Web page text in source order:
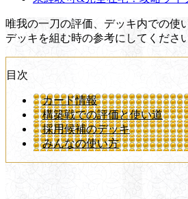
唯我の一刀の評価、デッキ内での使
デッキを組む時の参考にしてください
目次
カード情報
構築戦での評価と使い道
採用候補のデッキ
みんなの使い方